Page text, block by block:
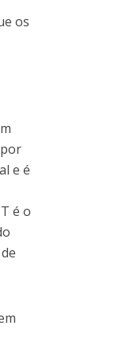
os
e é
é o